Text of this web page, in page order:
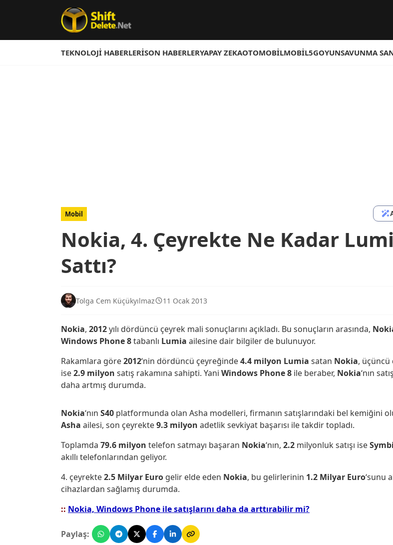
TEKNOLOJI HABERLERISON HABERLERYAPAY ZEKAOTOMOBILMOBIL5GOYUNSAVUNMA
Mobil
Nokia, 4. Çeyrekte Ne Kadar
Sattı?
Tolga Cem Küçükyılmaz 11 Ocak 2013
Nokia, 2012yılı dördüncü çeyrek mali sonuçlarını açıkladı. Bu sonuçların arasında,
Windows Phone 8tabanlı Lumia ailesine dair bilgiler de bulunuyor.
Rakamlara göre2012‘nin dördüncü çeyreğinde4.4 milyon Lumia satan Nokia, üçüncü
ise2.9 milyon satış rakamına sahipti. Yani Windows Phone 8 ile beraber, Nokia‘nın
daha artmış durumda.
Nokia‘nın S40 platformunda olan Asha modelleri, firmanın satışlarındaki bel kemiğini
Asha ailesi, son çeyrekte9.3 milyon adetlik sevkiyat başarısı ile takdir topladı.
Toplamda 79.6 milyon telefon satmayı başaran Nokia‘nın, 2.2 milyonluk satışı ise
akıllı telefonlarından geliyor.
4. çeyrekte2.5 Milyar Euro gelir elde eden Nokia, bu gelirlerinin 1.2 Milyar Euro‘sunu
cihazlardan sağlamış durumda.
:: Nokia, Windows Phone ile satışlarını daha da arttırabilir mi?
Paylaş: